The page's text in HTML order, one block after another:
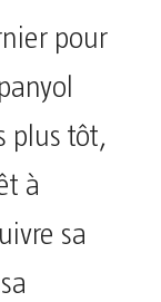
pour
plus tôt,
à
sa